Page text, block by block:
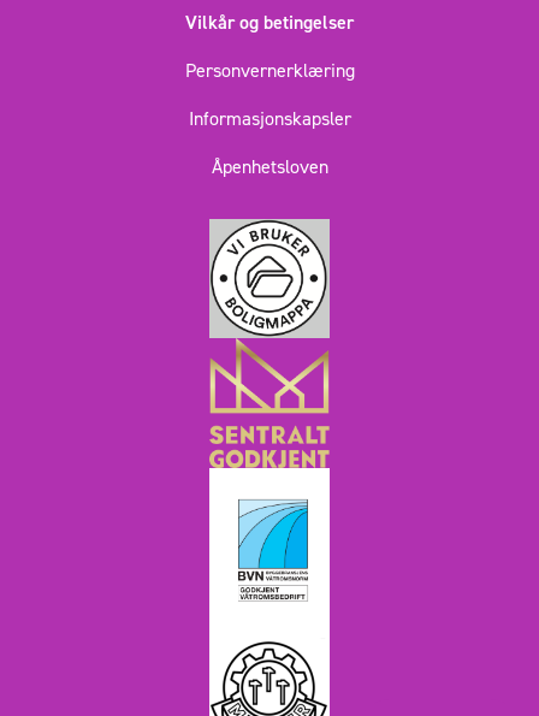
Vilkår og betingelser
Personvernerklæring
Informasjonskapsler
Åpenhetsloven